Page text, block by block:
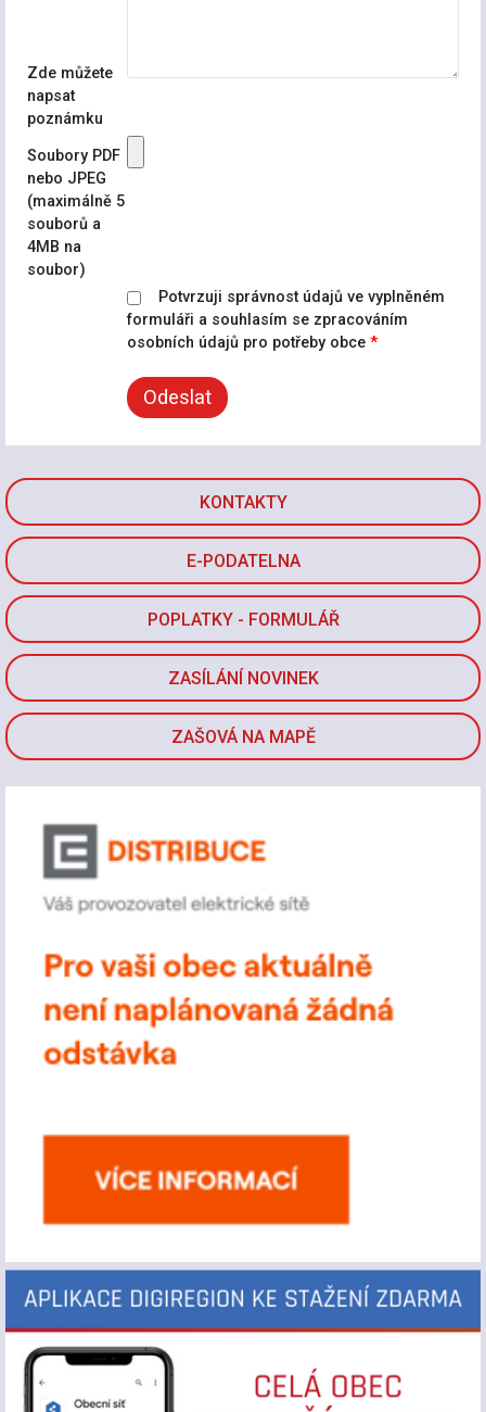
KONTAKTY
E-PODATELNA
POPLATKY - FORMULÁŘ
ZASÍLÁNÍ NOVINEK
ZAŠOVÁ NA MAPĚ
Zde můžete
napsat
poznámku
Soubory PDF
nebo JPEG
(maximálně 5
souborů a
4MB na
soubor)
Potvrzuji správnost údajů ve vyplněném
formuláři a souhlasím se zpracováním
osobních údajů pro potřeby obce